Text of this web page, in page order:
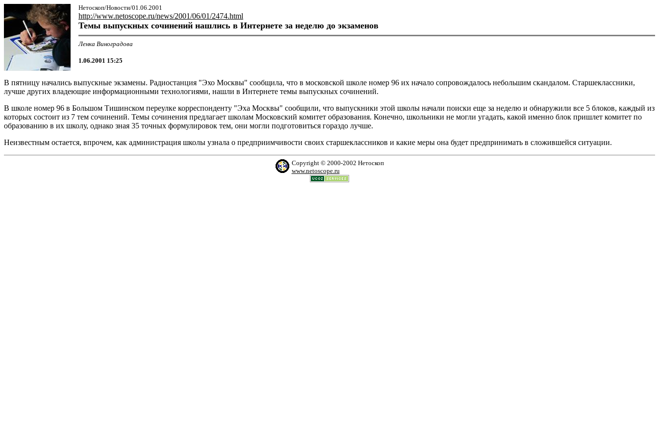
Нетоскоп/Новости/01.06.2001
http://www.netoscope.ru/news/2001/06/01/2474.html
Темы выпускных сочинений нашлись в Интернете за неделю до экзаменов
Ленка Виноградова
1.06.2001 15:25
В пятницу начались выпускные экзамены. Радиостанция "Эхо Москвы" сообщила, что в московской школе номер 96 их начало сопровождалось небольшим скандалом. Старшеклассники,
лучше других владеющие информационными технологиями, нашли в Интернете темы выпускных сочинений.
В школе номер 96 в Большом Тишинском переулке корреспонденту "Эха Москвы" сообщили, что выпускники этой школы начали поиски еще за неделю и обнаружили все 5 блоков, каждый из
которых состоит из 7 тем сочинений. Темы сочинения предлагает школам Московский комитет образования. Конечно, школьники не могли угадать, какой именно блок пришлет комитет по
образованию в их школу, однако зная 35 точных формулировок тем, они могли подготовиться гораздо лучше.
Неизвестным остается, впрочем, как администрация школы узнала о предприимчивости своих старшеклассников и какие меры она будет предпринимать в сложившейся ситуации.
Copyright © 2000-2002 Нетоскоп
www.netoscope.ru